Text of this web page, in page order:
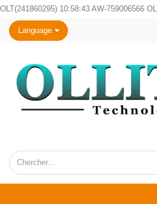
OLT(241860295) 10:58:43 AW-759006566
Language